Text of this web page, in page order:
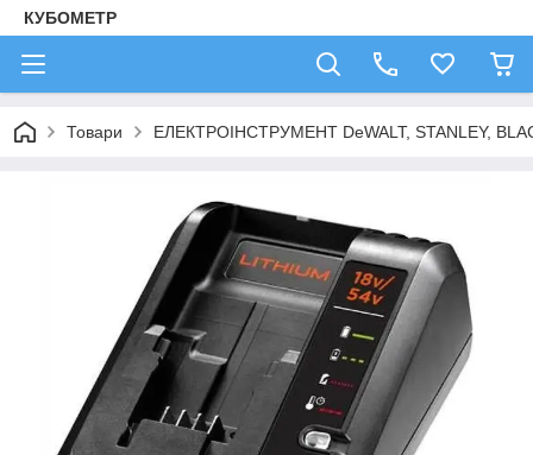
КУБОМЕТР
Товари ЕЛЕКТРОІНСТРУМЕНТ DeWALT, STANLEY,